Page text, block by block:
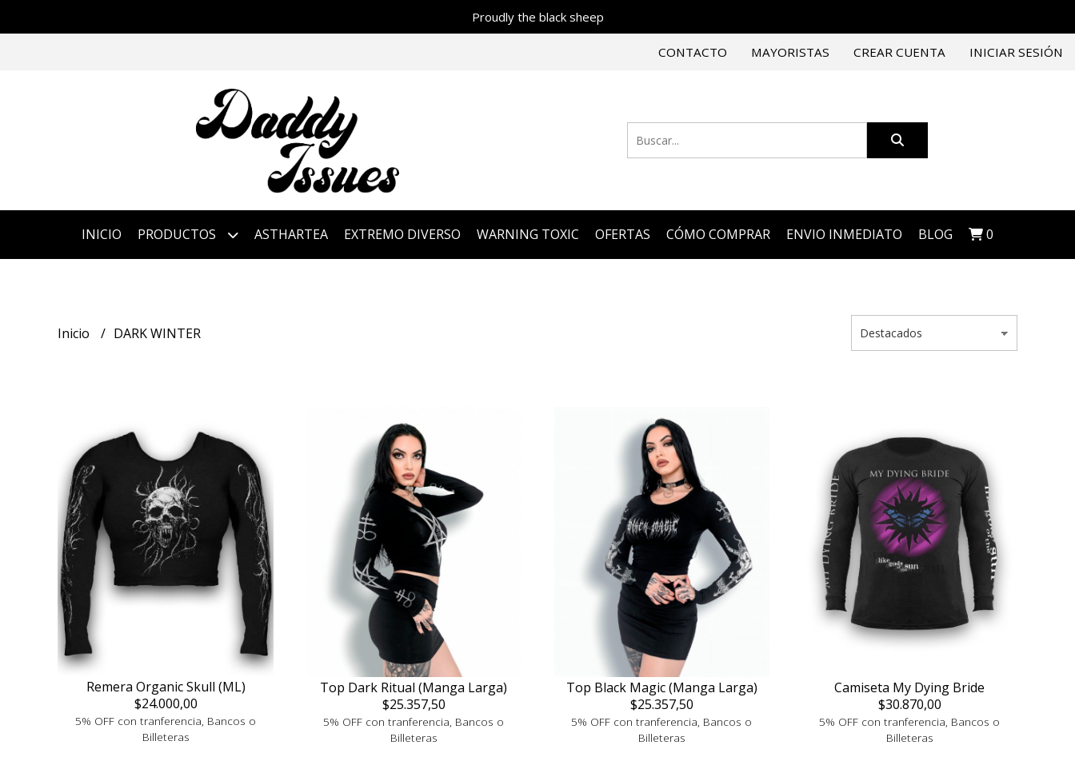
Proudly the black sheep
CONTACTO MAYORISTAS CREAR CUENTA INICIAR SESIÓN
INICIO PRODUCTOS ASTHARTEA EXTREMO DIVERSO WARNING TOXIC OFERTAS CÓMO COMPRAR ENVIO INMEDIATO BLOG 0
Inicio DARK WINTER
Remera Organic Skull (ML)
$24.000,00
5% OFF con tranferencia, Bancos o
Billeteras
Top Dark Ritual (Manga Larga)
$25.357,50
5% OFF con tranferencia, Bancos o
Billeteras
Top Black Magic (Manga Larga)
$25.357,50
5% OFF con tranferencia, Bancos o
Billeteras
Camiseta My Dying Bride
$30.870,00
5% OFF con tranferencia, Bancos o
Billeteras